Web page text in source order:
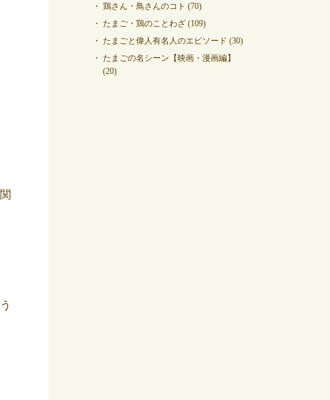
鶏さん・鳥さんのコト (70)
たまご・鶏のことわざ (109)
たまごと偉人有名人のエピソード (30)
たまごの名シーン【映画・漫画編】
(20)